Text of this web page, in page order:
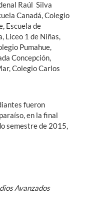
Raúl Silva
Canadá, Colegio
Escuela de
Liceo 1 de Niñas,
Pumahue,
Concepción,
Colegio Carlos
fueron
en la final
semestre de 2015,
Avanzados